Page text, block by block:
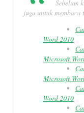
Sebelum
juga untuk
Word 2010
Microsoft
Microsoft
Word 2010